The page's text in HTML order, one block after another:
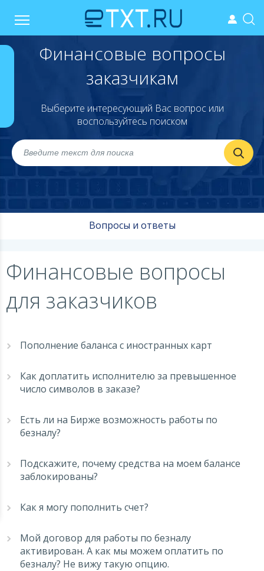
Финансовые вопросы
заказчикам
Выберите интересующий Вас вопрос или
воспользуйтесь поиском
Вопросы и ответы
Финансовые вопросы
для заказчиков
Пополнение баланса с иностранных карт
Как доплатить исполнителю за превышенное
число символов в заказе?
Есть ли на Бирже возможность работы по
безналу?
Подскажите, почему средства на моем балансе
заблокированы?
Как я могу пополнить счет?
Мой договор для работы по безналу
активирован. А как мы можем оплатить по
безналу? Не вижу такую опцию.